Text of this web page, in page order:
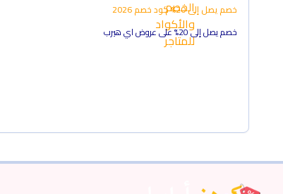
خصم يصل إلى 20% كود خصم2026
خصم يصل إلى 20% على عروض اي هيرب